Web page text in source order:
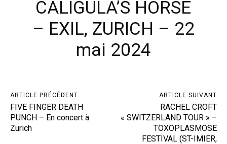
CALIGULA’S HORSE
– EXIL, ZURICH – 22
mai 2024
ARTICLE PRÉCÉDENT
FIVE FINGER DEATH
PUNCH – En concert à
Zurich
ARTICLE SUIVANT
RACHEL CROFT
« SWITZERLAND TOUR » –
TOXOPLASMOSE
FESTIVAL (ST-IMIER,